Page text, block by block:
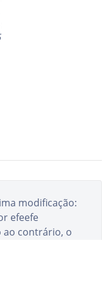
modificação:
efeefe
ao contrário, o